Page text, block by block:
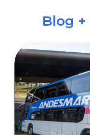
Blog +